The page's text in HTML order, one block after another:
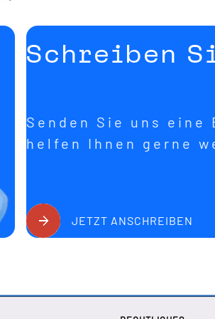
Schreiben
Senden Sie uns eine
helfen Ihnen gerne
JETZT ANSCHREIBEN